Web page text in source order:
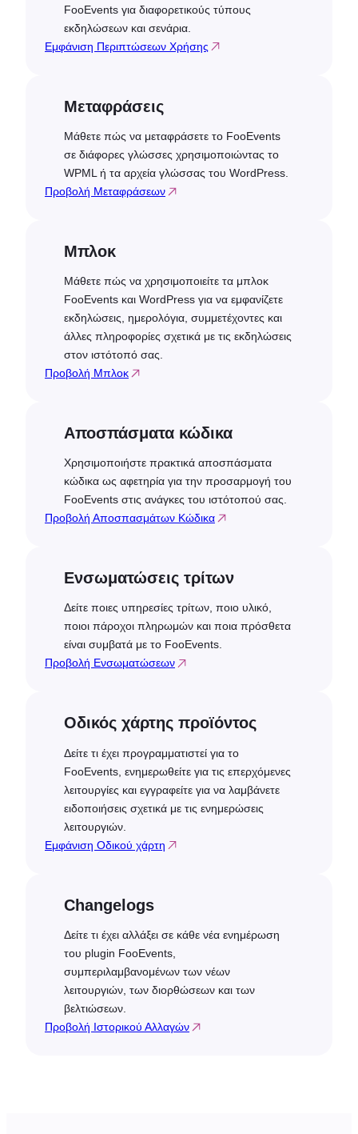
FooEvents για διαφορετικούς τύπους
εκδηλώσεων και σενάρια.
Εμφάνιση Περιπτώσεων Χρήσης
Μεταφράσεις
Μάθετε πώς να μεταφράσετε το FooEvents
σε διάφορες γλώσσες χρησιμοποιώντας το
WPML ή τα αρχεία γλώσσας του WordPress.
Προβολή Μεταφράσεων
Μπλοκ
Μάθετε πώς να χρησιμοποιείτε τα μπλοκ
FooEvents και WordPress για να εμφανίζετε
εκδηλώσεις, ημερολόγια, συμμετέχοντες και
άλλες πληροφορίες σχετικά με τις εκδηλώσεις
στον ιστότοπό σας.
Προβολή Μπλοκ
Αποσπάσματα κώδικα
Χρησιμοποιήστε πρακτικά αποσπάσματα
κώδικα ως αφετηρία για την προσαρμογή του
FooEvents στις ανάγκες του ιστότοπού σας.
Προβολή Αποσπασμάτων Κώδικα
Ενσωματώσεις τρίτων
Δείτε ποιες υπηρεσίες τρίτων, ποιο υλικό,
ποιοι πάροχοι πληρωμών και ποια πρόσθετα
είναι συμβατά με το FooEvents.
Προβολή Ενσωματώσεων
Οδικός χάρτης προϊόντος
Δείτε τι έχει προγραμματιστεί για το
FooEvents, ενημερωθείτε για τις επερχόμενες
λειτουργίες και εγγραφείτε για να λαμβάνετε
ειδοποιήσεις σχετικά με τις ενημερώσεις
λειτουργιών.
Εμφάνιση Οδικού χάρτη
Changelogs
Δείτε τι έχει αλλάξει σε κάθε νέα ενημέρωση
του plugin FooEvents,
συμπεριλαμβανομένων των νέων
λειτουργιών, των διορθώσεων και των
βελτιώσεων.
Προβολή Ιστορικού Αλλαγών